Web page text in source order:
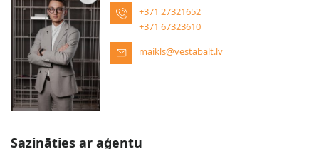
+371 27321652
+371 67323610
maikls@vestabalt.lv
Sazināties ar aģentu